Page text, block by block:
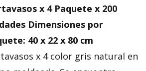
x 4 Paquete x 200
Dimensiones por
40 x 22 x 80 cm
x 4 color gris natural en